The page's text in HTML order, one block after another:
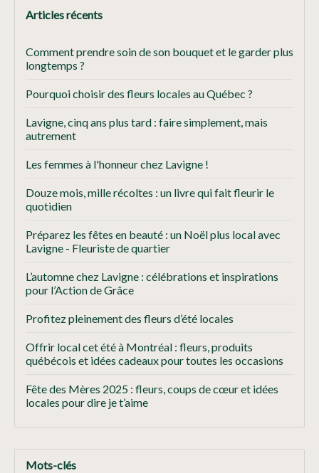
Articles récents
Comment prendre soin de son bouquet et le garder plus
longtemps ?
Pourquoi choisir des fleurs locales au Québec ?
Lavigne, cinq ans plus tard : faire simplement, mais
autrement
Les femmes à l'honneur chez Lavigne !
Douze mois, mille récoltes : un livre qui fait fleurir le
quotidien
Préparez les fêtes en beauté : un Noël plus local avec
Lavigne - Fleuriste de quartier
L’automne chez Lavigne : célébrations et inspirations
pour l’Action de Grâce
Profitez pleinement des fleurs d’été locales
Offrir local cet été à Montréal : fleurs, produits
québécois et idées cadeaux pour toutes les occasions
Fête des Mères 2025 : fleurs, coups de cœur et idées
locales pour dire je t’aime
Mots-clés